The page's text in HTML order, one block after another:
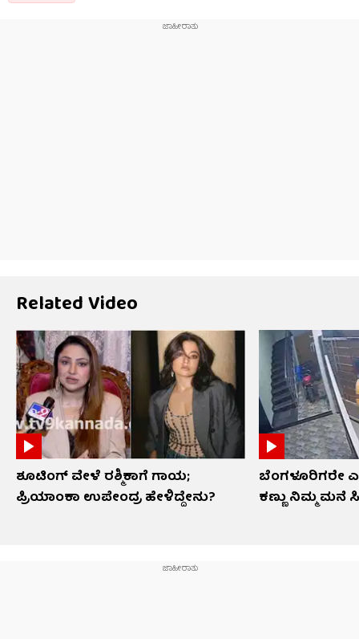
Related Video
ಶೂಟಿಂಗ್ ವೇಳೆ ರಶ್ಮಿಕಾಗೆ ಗಾಯ;
ಪ್ರಿಯಾಂಕಾ ಉಪೇಂದ್ರ ಹೇಳಿದ್ದೇನು?
ಬೆಂಗಳೂರಿಗರೇ
ಕಣ್ಣು ನಿಮ್ಮ